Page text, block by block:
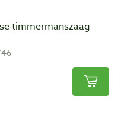
timmermanszaag